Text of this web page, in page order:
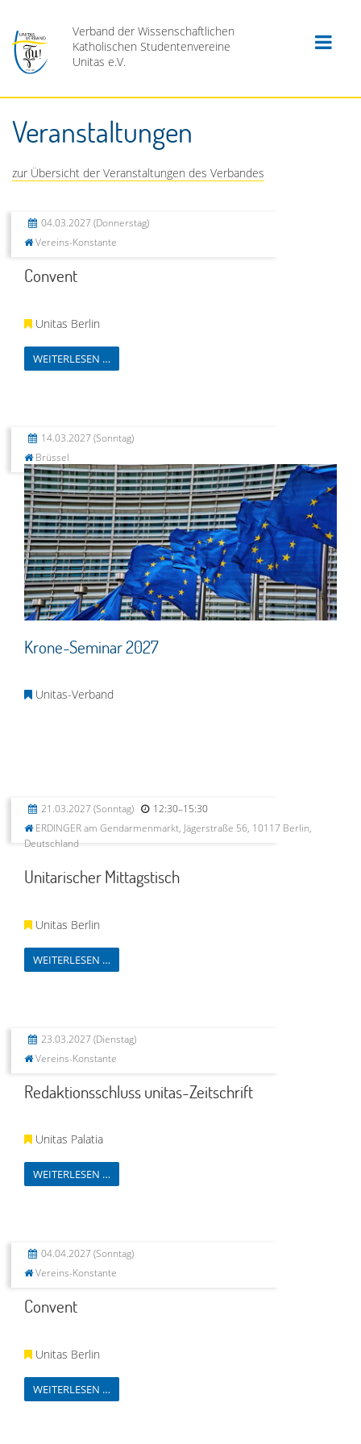
Verband der Wissenschaftlichen
Katholischen Studentenvereine
Unitas e.V.
Veranstaltungen
zur Übersicht der Veranstaltungen des Verbandes
04.03.2027 (Donnerstag)
Vereins-Konstante
Convent
Unitas Berlin
WEITERLESEN …
14.03.2027 (Sonntag)
Brüssel
Krone-Seminar 2027
Unitas-Verband
21.03.2027 (Sonntag)
12:30–15:30
ERDINGER am Gendarmenmarkt, Jägerstraße 56, 10117 Berlin,
Deutschland
Unitarischer Mittagstisch
Unitas Berlin
WEITERLESEN …
23.03.2027 (Dienstag)
Vereins-Konstante
Redaktionsschluss unitas-Zeitschrift
Unitas Palatia
WEITERLESEN …
04.04.2027 (Sonntag)
Vereins-Konstante
Convent
Unitas Berlin
WEITERLESEN …